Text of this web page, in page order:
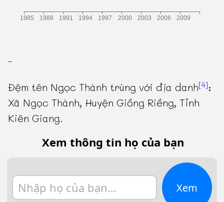
-
Đệm tên Ngọc Thành trùng với địa danh[4]:
Xã Ngọc Thành, Huyện Giồng Riềng, Tỉnh
Kiên Giang.
Xem thông tin họ của bạn
Xem